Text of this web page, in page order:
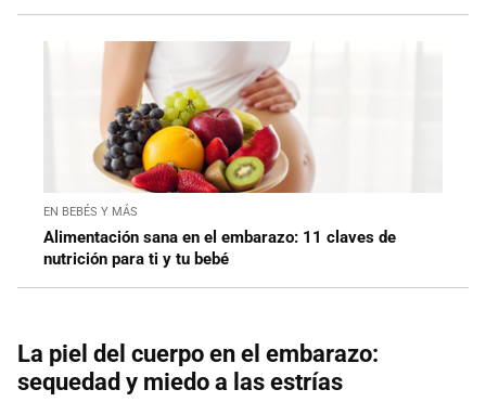
EN BEBÉS Y MÁS
Alimentación sana en el embarazo: 11 claves de
nutrición para ti y tu bebé
La piel del cuerpo en el embarazo:
sequedad y miedo a las estrías